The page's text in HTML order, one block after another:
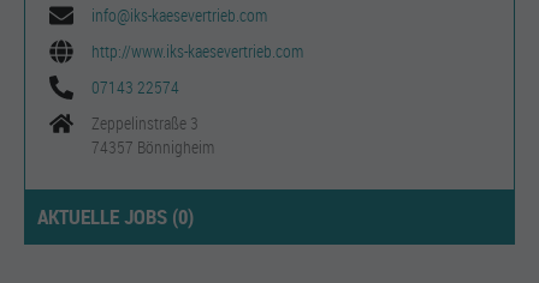
info@iks-kaesevertrieb.com
http://www.iks-kaesevertrieb.com
07143 22574
Zeppelinstraße 3
74357 Bönnigheim
AKTUELLE JOBS (0)